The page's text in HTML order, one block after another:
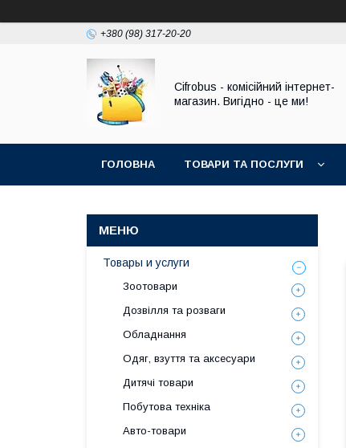
+380 (98) 317-20-20
Cifrobus - комiсiйний iнтернет-
магазин. Вигiдно - це ми!
ГОЛОВНА ТОВАРИ ТА ПОСЛУГИ
Товары и услуги
Зоотовари
Дозвілля та розваги
Обладнання
Одяг, взуття та аксесуари
Дитячі товари
Побутова техніка
Авто-товари